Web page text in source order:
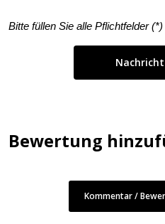
Bitte füllen Sie alle Pflichtfelder (*
Bewertung
Kommentar /